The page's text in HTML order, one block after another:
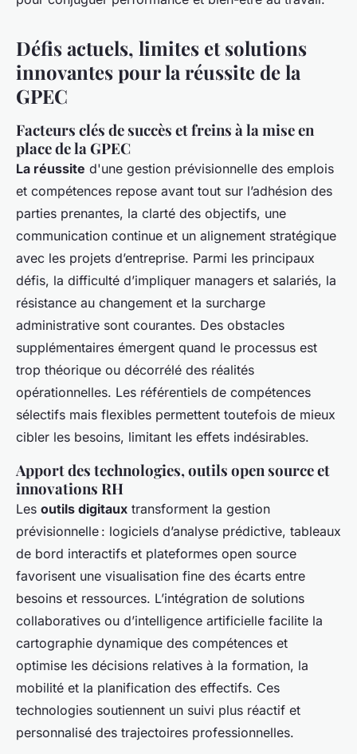
Défis actuels, limites et solutions
innovantes pour la réussite de la
GPEC
Facteurs clés de succès et freins à la mise en
place de la GPEC
La réussite d'une gestion prévisionnelle des emplois
et compétences repose avant tout sur l’adhésion des
parties prenantes, la clarté des objectifs, une
communication continue et un alignement stratégique
avec les projets d’entreprise. Parmi les principaux
défis, la difficulté d’impliquer managers et salariés, la
résistance au changement et la surcharge
administrative sont courantes. Des obstacles
supplémentaires émergent quand le processus est
trop théorique ou décorrélé des réalités
opérationnelles. Les référentiels de compétences
sélectifs mais flexibles permettent toutefois de mieux
cibler les besoins, limitant les effets indésirables.
Apport des technologies, outils open source et
innovations RH
Les outils digitaux transforment la gestion
prévisionnelle : logiciels d’analyse prédictive, tableaux
de bord interactifs et plateformes open source
favorisent une visualisation fine des écarts entre
besoins et ressources. L’intégration de solutions
collaboratives ou d’intelligence artificielle facilite la
cartographie dynamique des compétences et
optimise les décisions relatives à la formation, la
mobilité et la planification des effectifs. Ces
technologies soutiennent un suivi plus réactif et
personnalisé des trajectoires professionnelles.